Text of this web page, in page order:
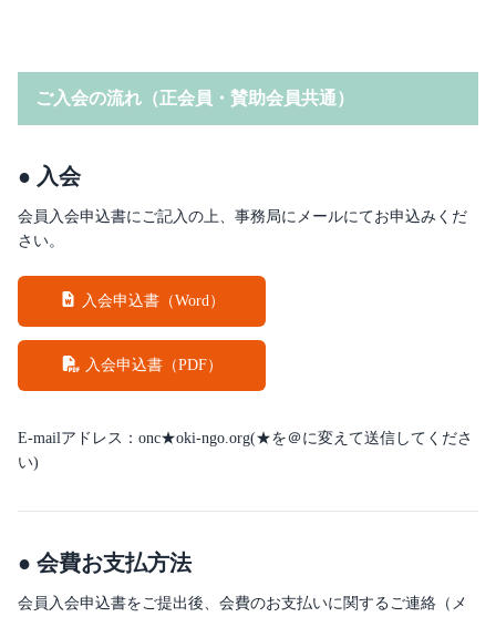
ご入会の流れ（正会員・賛助会員共通）
● 入会
会員入会申込書にご記入の上、事務局にメールにてお申込みくだ
さい。
入会申込書（Word）
入会申込書（PDF）
E-mailアドレス：onc★oki-ngo.org(★を＠に変えて送信してくださ
い)
● 会費お支払方法
会員入会申込書をご提出後、会費のお支払いに関するご連絡（メ